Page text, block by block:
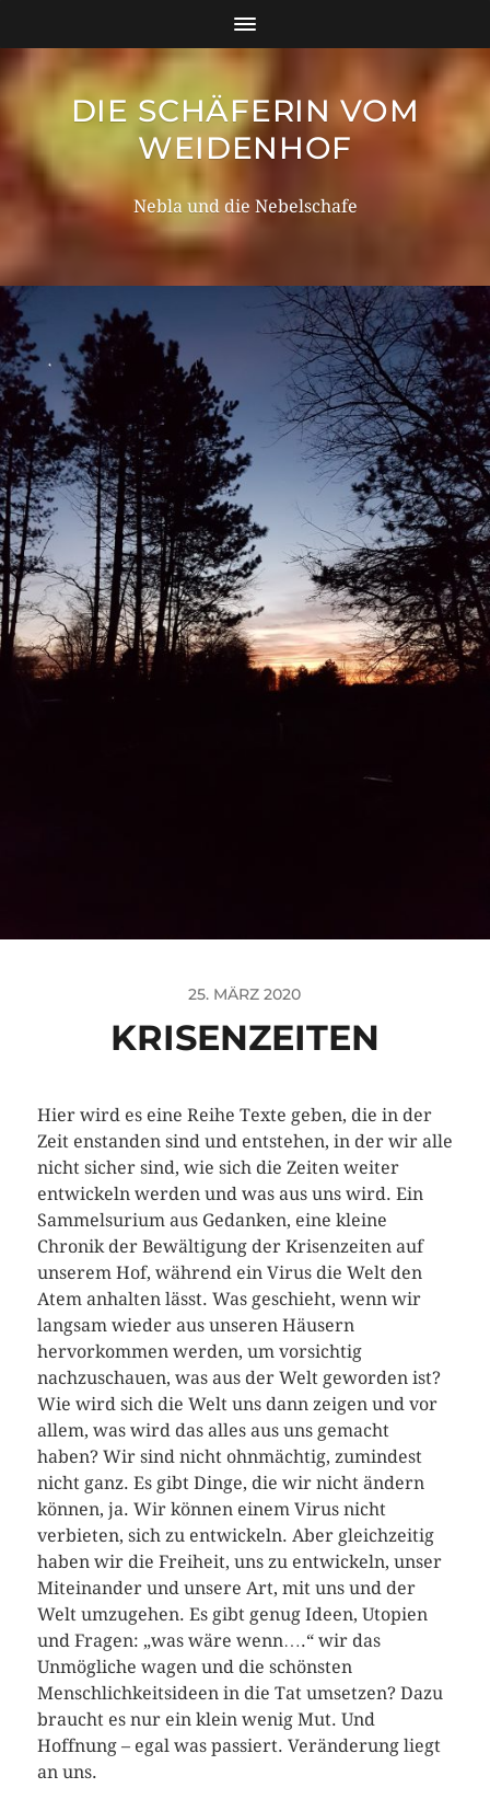
DIE SCHÄFERIN VOM
WEIDENHOF
Nebla und die Nebelschafe
25. MÄRZ 2020
KRISENZEITEN
Hier wird es eine Reihe Texte geben, die in der
Zeit enstanden sind und entstehen, in der wir alle
nicht sicher sind, wie sich die Zeiten weiter
entwickeln werden und was aus uns wird. Ein
Sammelsurium aus Gedanken, eine kleine
Chronik der Bewältigung der Krisenzeiten auf
unserem Hof, während ein Virus die Welt den
Atem anhalten lässt. Was geschieht, wenn wir
langsam wieder aus unseren Häusern
hervorkommen werden, um vorsichtig
nachzuschauen, was aus der Welt geworden ist?
Wie wird sich die Welt uns dann zeigen und vor
allem, was wird das alles aus uns gemacht
haben? Wir sind nicht ohnmächtig, zumindest
nicht ganz. Es gibt Dinge, die wir nicht ändern
können, ja. Wir können einem Virus nicht
verbieten, sich zu entwickeln. Aber gleichzeitig
haben wir die Freiheit, uns zu entwickeln, unser
Miteinander und unsere Art, mit uns und der
Welt umzugehen. Es gibt genug Ideen, Utopien
und Fragen: „was wäre wenn….“ wir das
Unmögliche wagen und die schönsten
Menschlichkeitsideen in die Tat umsetzen? Dazu
braucht es nur ein klein wenig Mut. Und
Hoffnung – egal was passiert. Veränderung liegt
an uns.